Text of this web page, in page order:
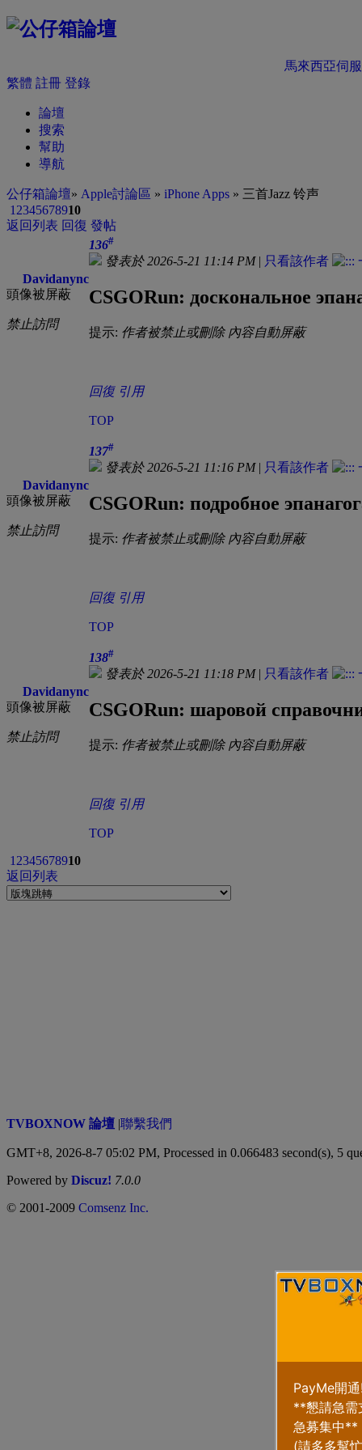
馬來西亞伺
繁體 註冊 登錄
論壇
搜索
幫助
導航
公仔箱論壇» Apple討論區 » iPhone Apps » 三首Jazz 铃声
1 2345678910
返回列表 回復 發帖
Davidanync
頭像被屏蔽
禁止訪問
136#
發表於 2026-5-21 11:14 PM| 只看該作者
CSGORun: доскональное
提示: 作者被禁止或刪除 內容自動屏蔽
回復 引用
TOP
Davidanync
頭像被屏蔽
禁止訪問
137#
發表於 2026-5-21 11:16 PM| 只看該作者
CSGORun: подробное
提示: 作者被禁止或刪除 內容自動屏蔽
回復 引用
TOP
Davidanync
頭像被屏蔽
禁止訪問
138#
發表於 2026-5-21 11:18 PM| 只看該作者
CSGORun: шаровой
提示: 作者被禁止或刪除 內容自動屏蔽
回復 引用
TOP
1 2345678910
返回列表
TVBOXNOW 論壇 |聯繫我們
GMT+8, 2026-8-7 05:02 PM, Processed in 0.066483 second(s), 5
Powered by Discuz! 7.0.0
© 2001-2009 Comsenz Inc.